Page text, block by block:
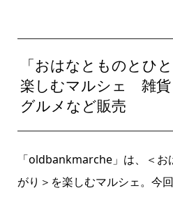
「おはなとものとひ
楽しむマルシェ 雑貨
グルメなど販売
「oldbankmarche」は、＜お
がり＞を楽しむマルシェ。今